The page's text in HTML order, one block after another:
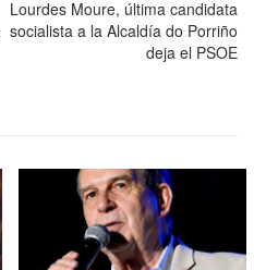
Lourdes Moure, última candidata
socialista a la Alcaldía do Porriño
deja el PSOE